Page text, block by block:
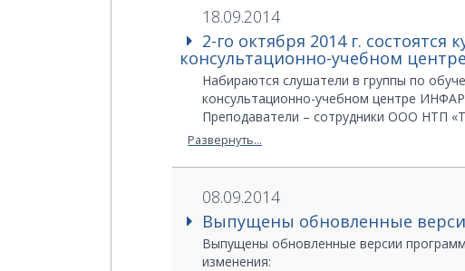
Диденко Антон
Телефон:+7 (495) 775-65-85 доб. 601
E-mail:edu@infars.ru
Web:http://www.infars.ru
18.09.2014
2-го октября 2014 г.
консультационно-учебном
Набираются слушатели в группы по
консультационно-учебном центре
Преподаватели – сотрудники ООО НТП
Заявки на обучение отправляйте
Ерзина Антонина
+7 (495) 775-65-85 доб. 612
Диденко Антон
Телефон:+7 (495) 775-65-85 доб. 601
E-mail:edu@infars.ru
Web:http://www.infars.ru
Развернуть...
08.09.2014
Выпущены обновленные
Выпущены обновленные версии
изменения: